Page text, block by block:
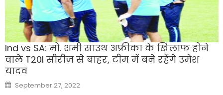
Ind vs SA: मो. शमी साउथ अफ्रीका के खिलाफ होने
वाले T20I सीरीज से बाहर, टीम में बने रहेंगे उमेश
यादव
Posted
on
September 27, 2022